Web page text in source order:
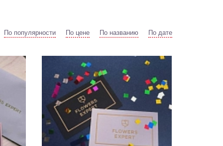
По популярности По цене По названию По дате